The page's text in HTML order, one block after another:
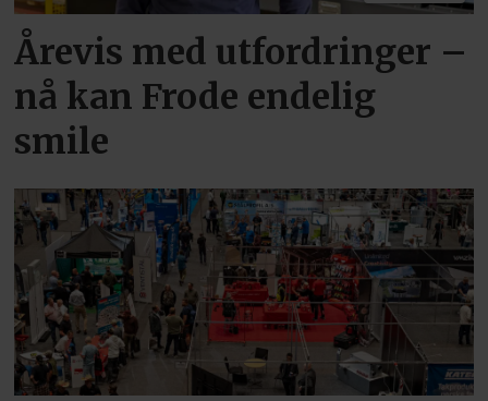
Årevis med utfordringer –
nå kan Frode endelig
smile